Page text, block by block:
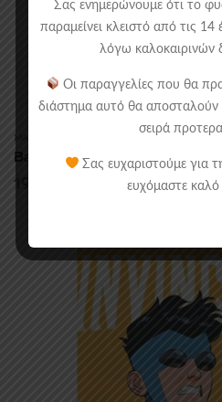
MANGA/COMICS ΞΕΝΌΓΛΩΣΣΑ GRAPHIC
Batman R.I.P. (New Edition)
19.90
Σας ενημερώνουμε ότι το
παραμείνει κλειστό από τις
λόγω καλοκαιρινών
Οι παραγγελίες που θα
διάστημα αυτό θα
σειρά
Σας ευχαριστούμε για
ευχόμαστε καλό